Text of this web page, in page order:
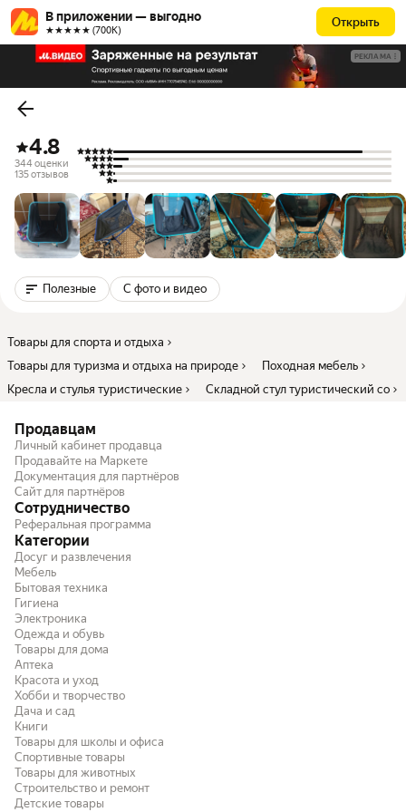
В приложении — выгодно
★★★★★ (700К)
Открыть
РЕКЛАМА
4.8
344 оценки
135 отзывов
Полезные С фото и видео
Товары для спорта и отдыха
Товары для туризма и отдыха на природе
Походная мебель
Кресла и стулья туристические
Складной стул туристический со
Продавцам
Личный кабинет продавца
Продавайте на Маркете
Документация для партнёров
Сайт для партнёров
Сотрудничество
Реферальная программа
Категории
Досуг и развлечения
Мебель
Бытовая техника
Гигиена
Электроника
Одежда и обувь
Товары для дома
Аптека
Красота и уход
Хобби и творчество
Дача и сад
Книги
Товары для школы и офиса
Спортивные товары
Товары для животных
Строительство и ремонт
Детские товары